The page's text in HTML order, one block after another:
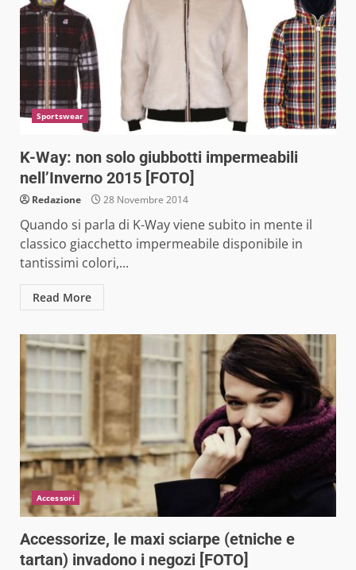
Sportswear
K-Way: non solo giubbotti impermeabili
nell’Inverno 2015 [FOTO]
Redazione 28 Novembre 2014
Quando si parla di K-Way viene subito in mente il
classico giacchetto impermeabile disponibile in
tantissimi colori,...
Read More
Accessori
Accessorize, le maxi sciarpe (etniche e
tartan) invadono i negozi [FOTO]